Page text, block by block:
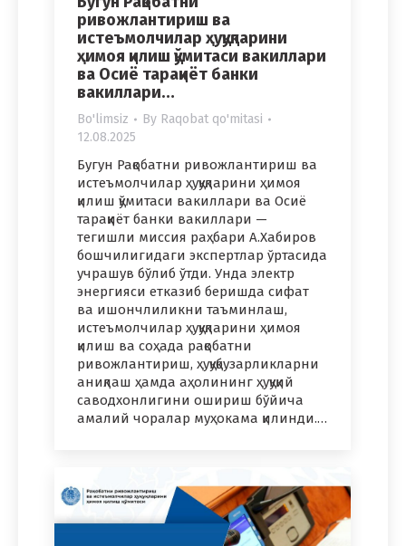
ривожлантириш ва
истеъмолчилар ҳуқуқларини
ҳимоя қилиш қўмитаси вакиллари
ва Осиё тараққиёт банки
вакиллари…
Bo'limsiz By Raqobat qo'mitasi
12.08.2025
Бугун Рақобатни ривожлантириш ва
истеъмолчилар ҳуқуқларини ҳимоя
қилиш қўмитаси вакиллари ва Осиё
тараққиёт банки вакиллари —
тегишли миссия раҳбари А.Хабиров
бошчилигидаги экспертлар ўртасида
учрашув бўлиб ўтди. Унда электр
энергияси етказиб беришда сифат
ва ишончлиликни таъминлаш,
истеъмолчилар ҳуқуқларини ҳимоя
қилиш ва соҳада рақобатни
ривожлантириш, ҳуқуқбузарликларни
аниқлаш ҳамда аҳолининг ҳуқуқий
саводхонлигини ошириш бўйича
амалий чоралар муҳокама қилинди.…